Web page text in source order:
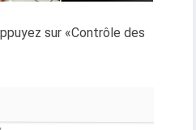
sur «Contrôle des